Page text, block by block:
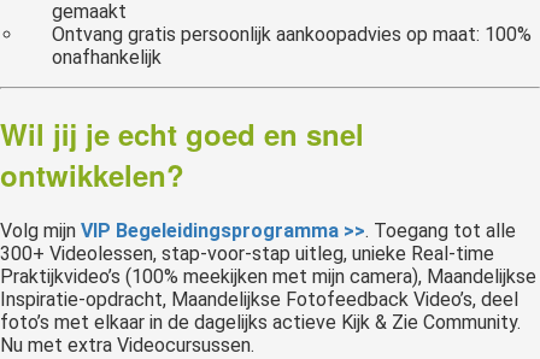
gemaakt
Ontvang gratis persoonlijk aankoopadvies op maat: 100%
onafhankelijk
Wil jij je echt goed en snel
ontwikkelen?
Volg mijn VIP Begeleidingsprogramma >>. Toegang tot alle
300+ Videolessen, stap-voor-stap uitleg, unieke Real-time
Praktijkvideo’s (100% meekijken met mijn camera), Maandelijkse
Inspiratie-opdracht, Maandelijkse Fotofeedback Video’s, deel
foto’s met elkaar in de dagelijks actieve Kijk & Zie Community.
Nu met extra Videocursussen.